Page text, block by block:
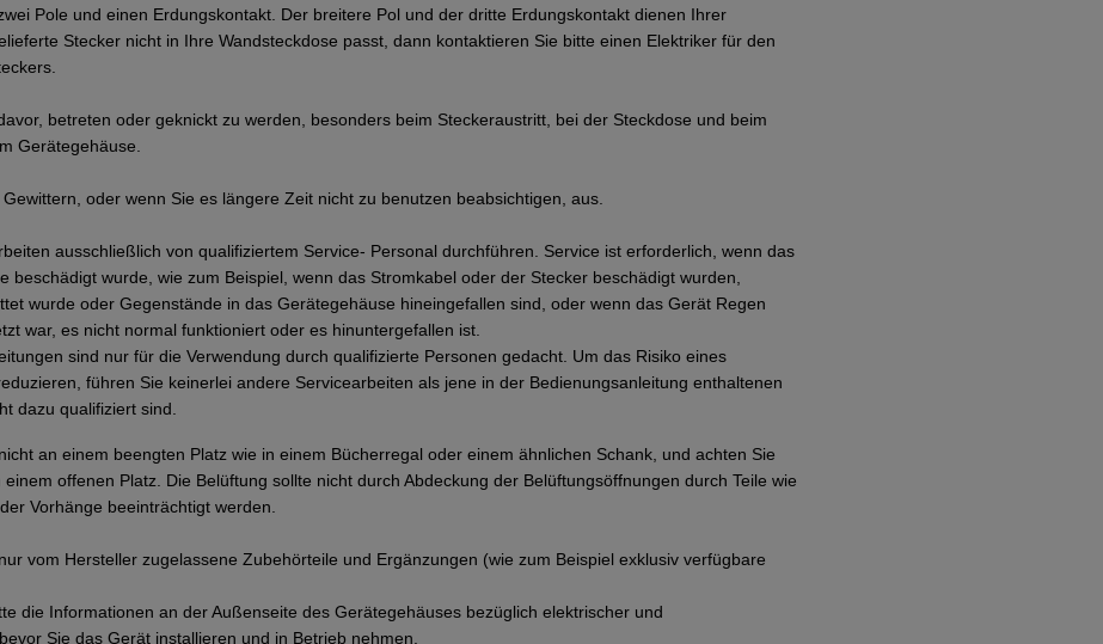
Pole und einen Erdungskontakt. Der breitere Pol und der dritte Erdungskontakt dienen Ihrer
Stecker nicht in Ihre Wandsteckdose passt, dann kontaktieren Sie bitte einen Elektriker für den
betreten oder geknickt zu werden, besonders beim Steckeraustritt, bei der Steckdose und beim
Gerätegehäuse.
oder wenn Sie es längere Zeit nicht zu benutzen beabsichtigen, aus.
ausschließlich von qualifiziertem Service- Personal durchführen. Service ist erforderlich, wenn das
beschädigt wurde, wie zum Beispiel, wenn das Stromkabel oder der Stecker beschädigt wurden,
wurde oder Gegenstände in das Gerätegehäuse hineingefallen sind, oder wenn das Gerät Regen
war, es nicht normal funktioniert oder es hinuntergefallen ist.
sind nur für die Verwendung durch qualifizierte Personen gedacht. Um das Risiko eines
führen Sie keinerlei andere Servicearbeiten als jene in der Bedienungsanleitung enthaltenen
dazu qualifiziert sind.
an einem beengten Platz wie in einem Bücherregal oder einem ähnlichen Schank, und achten Sie
offenen Platz. Die Belüftung sollte nicht durch Abdeckung der Belüftungsöffnungen durch Teile wie
Vorhänge beeinträchtigt werden.
vom Hersteller zugelassene Zubehörteile und Ergänzungen (wie zum Beispiel exklusiv verfügbare
die Informationen an der Außenseite des Gerätegehäuses bezüglich elektrischer und
Sie das Gerät installieren und in Betrieb nehmen.